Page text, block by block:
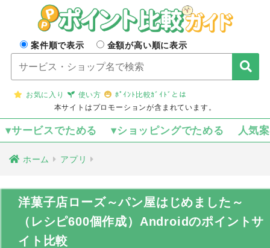
案件順で表示 金額が高い順に表示
お気に入り 使い方
ﾎﾟｲﾝﾄ比較ｶﾞｲﾄﾞとは
本サイトはプロモーションが含まれています。
▾サービスでためる ▾ショッピングでためる 人気
ホーム アプリ
洋菓子店ローズ～パン屋はじめました～
（レシピ600個作成）Androidのポイントサ
イト比較